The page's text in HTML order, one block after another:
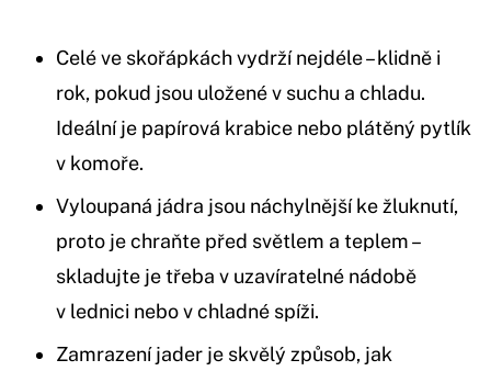
Celé ve skořápkách vydrží nejdéle – klidně i
rok, pokud jsou uložené v suchu a chladu.
Ideální je papírová krabice nebo plátěný pytlík
v komoře.
Vyloupaná jádra jsou náchylnější ke žluknutí,
proto je chraňte před světlem a teplem –
skladujte je třeba v uzavíratelné nádobě
v lednici nebo v chladné spíži.
Zamrazení jader je skvělý způsob, jak